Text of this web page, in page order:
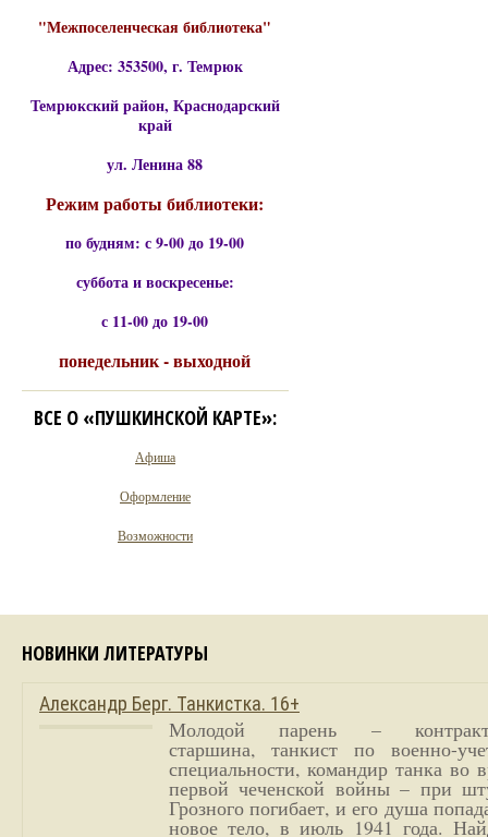
"Межпоселенческая библиотека"
Адрес: 353500, г. Темрюк
Темрюкский район, Краснодарский
край
ул. Ленина 88
Режим работы библиотеки:
по будням: с 9-00 до 19-00
суббота и воскресенье:
с 11-00 до 19-00
понедельник - выходной
ВСЕ О «ПУШКИНСКОЙ КАРТЕ»:
Афиша
Оформление
Возможности
НОВИНКИ ЛИТЕРАТУРЫ
Александр Берг. Танкистка. 16+
Молодой парень –
старшина, танкист по военно-
специальности, командир танка во
первой чеченской войны – при
Грозного погибает, и его душа
новое тело, в июль 1941 года.